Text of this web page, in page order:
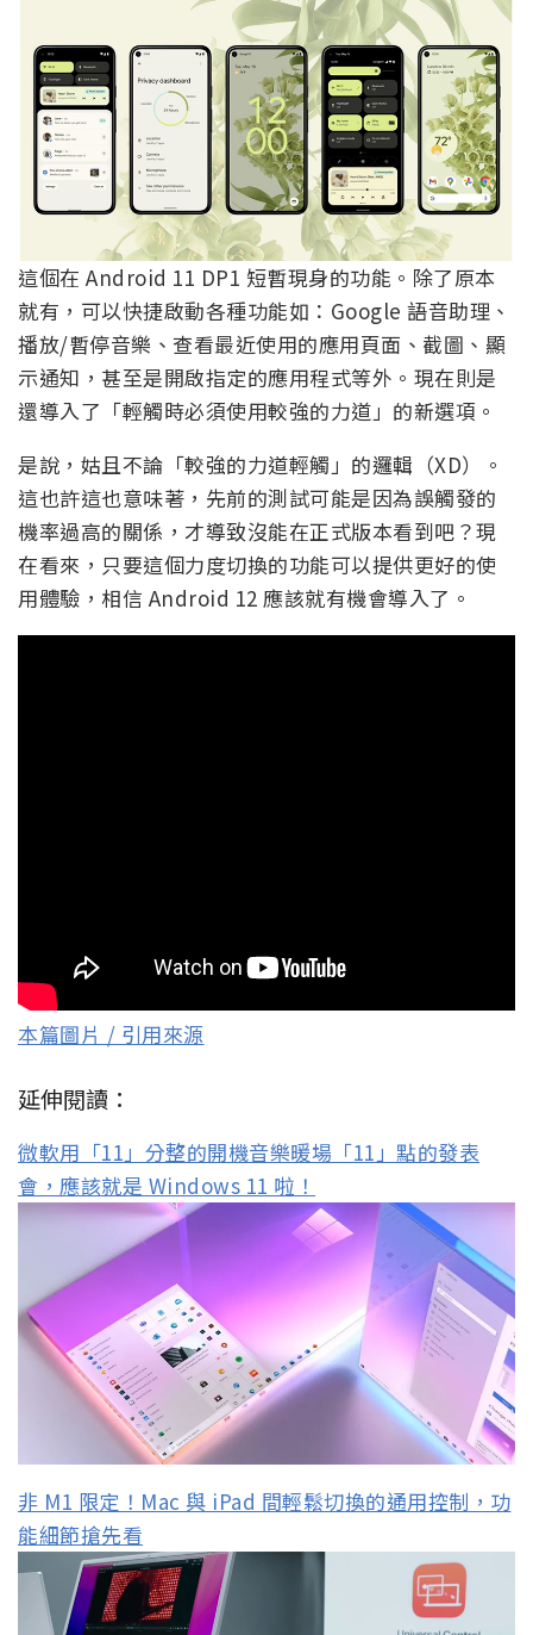
這個在 Android 11 DP1 短暫現身的功能。除了原本
就有，可以快捷啟動各種功能如：Google 語音助理、
播放/暫停音樂、查看最近使用的應用頁面、截圖、顯
示通知，甚至是開啟指定的應用程式等外。現在則是
還導入了「輕觸時必須使用較強的力道」的新選項。
是說，姑且不論「較強的力道輕觸」的邏輯（XD）。
這也許這也意味著，先前的測試可能是因為誤觸發的
機率過高的關係，才導致沒能在正式版本看到吧？現
在看來，只要這個力度切換的功能可以提供更好的使
用體驗，相信 Android 12 應該就有機會導入了。
本篇圖片 / 引用來源
延伸閱讀：
微軟用「11」分整的開機音樂暖場「11」點的發表
會，應該就是 Windows 11 啦！
非 M1 限定！Mac 與 iPad 間輕鬆切換的通用控制，功
能細節搶先看